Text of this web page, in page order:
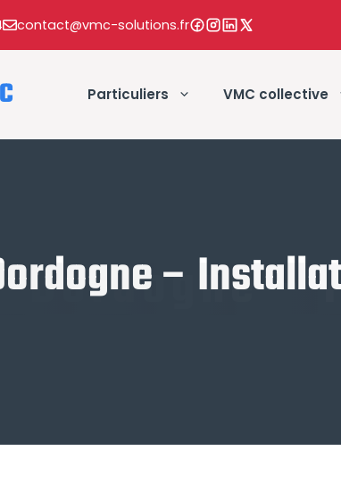
contact@vmc-solutions.fr
Particuliers VMC collective
–
Dordogne